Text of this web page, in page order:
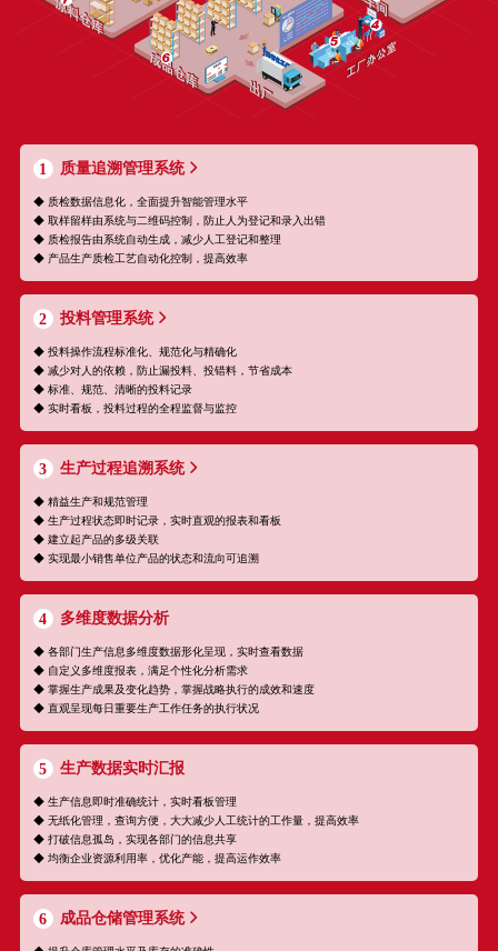
1 质量追溯管理系统
◆ 质检数据信息化，全面提升智能管理水平
◆ 取样留样由系统与二维码控制，防止人为登记和录入出错
◆ 质检报告由系统自动生成，减少人工登记和整理
◆ 产品生产质检工艺自动化控制，提高效率
2 投料管理系统
◆ 投料操作流程标准化、规范化与精确化
◆ 减少对人的依赖，防止漏投料、投错料，节省成本
◆ 标准、规范、清晰的投料记录
◆ 实时看板，投料过程的全程监督与监控
3 生产过程追溯系统
◆ 精益生产和规范管理
◆ 生产过程状态即时记录，实时直观的报表和看板
◆ 建立起产品的多级关联
◆ 实现最小销售单位产品的状态和流向可追溯
4 多维度数据分析
◆ 各部门生产信息多维度数据形化呈现，实时查看数据
◆ 自定义多维度报表，满足个性化分析需求
◆ 掌握生产成果及变化趋势，掌握战略执行的成效和速度
◆ 直观呈现每日重要生产工作任务的执行状况
5 生产数据实时汇报
◆ 生产信息即时准确统计，实时看板管理
◆ 无纸化管理，查询方便，大大减少人工统计的工作量，提高效率
◆ 打破信息孤岛，实现各部门的信息共享
◆ 均衡企业资源利用率，优化产能，提高运作效率
6 成品仓储管理系统